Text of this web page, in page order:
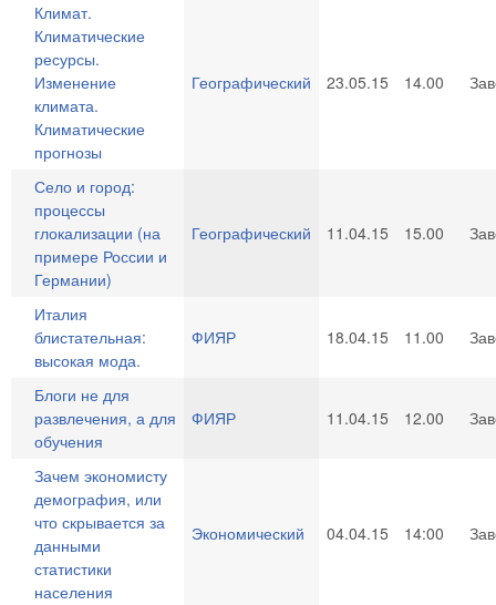
Климат.
Климатические
ресурсы.
Изменение
климата.
Климатические
прогнозы
Географический 23.05.15 14.00
Село и город:
процессы
глокализации (на
примере России и
Германии)
Географический 11.04.15 15.00
Италия
блистательная:
высокая мода.
ФИЯР 18.04.15 11.00
Блоги не для
развлечения, а для
обучения
ФИЯР 11.04.15 12.00
Зачем экономисту
демография, или
что скрывается за
данными
статистики
населения
Экономический 04.04.15 14:00